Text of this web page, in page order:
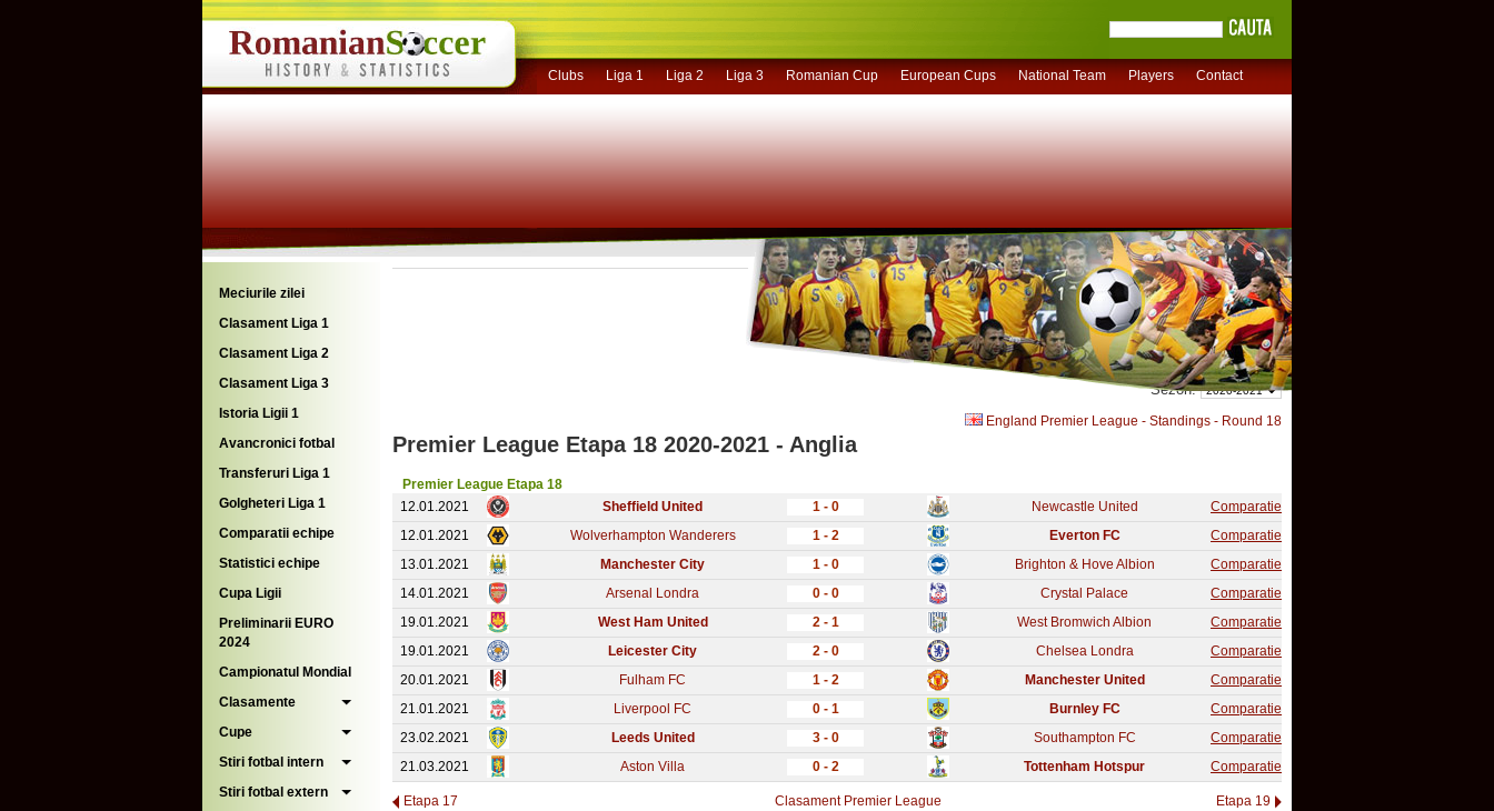
Clubs Liga 1 Liga 2 Liga 3 Romanian Cup European Cups National Team Players Contact
Meciurile zilei
Clasament Liga 1
Clasament Liga 2
Clasament Liga 3
Istoria Ligii 1
Avancronici fotbal
Transferuri Liga 1
Golgheteri Liga 1
Comparatii echipe
Statistici echipe
Cupa Ligii
Preliminarii EURO
2024
Campionatul Mondial
Clasamente
Cupe
Stiri fotbal intern
Stiri fotbal extern
Sezon:
Premier League Etapa 18 2020-2021 - Anglia
England Premier League - Standings - Round 18
Premier League Etapa 18
12.01.2021
Sheffield United 1 - 0 Newcastle United
Comparatie
12.01.2021
Wolverhampton Wanderers 1 - 2 Everton FC
Comparatie
13.01.2021
Manchester City 1 - 0 Brighton & Hove Albion
Comparatie
14.01.2021
Arsenal Londra 0 - 0 Crystal Palace
Comparatie
19.01.2021
West Ham United 2 - 1 West Bromwich Albion
Comparatie
19.01.2021
Leicester City 2 - 0 Chelsea Londra
Comparatie
20.01.2021
Fulham FC 1 - 2 Manchester United
Comparatie
21.01.2021
Liverpool FC 0 - 1 Burnley FC
Comparatie
23.02.2021
Leeds United 3 - 0 Southampton FC
Comparatie
21.03.2021
Aston Villa 0 - 2 Tottenham Hotspur Comparatie
Etapa 17 Clasament Premier League Etapa 19